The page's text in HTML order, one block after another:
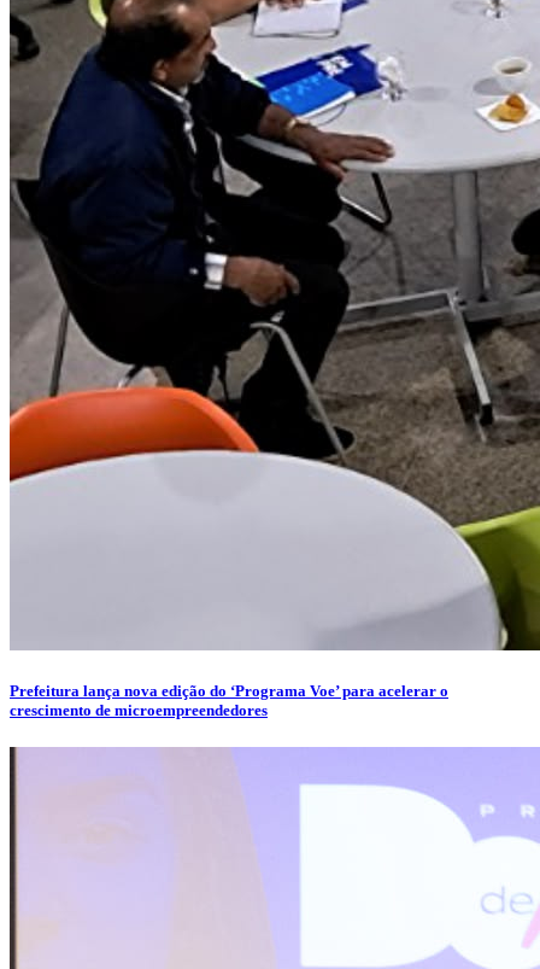
Prefeitura lança nova edição do ‘Programa Voe’ para acelerar o
crescimento de microempreendedores